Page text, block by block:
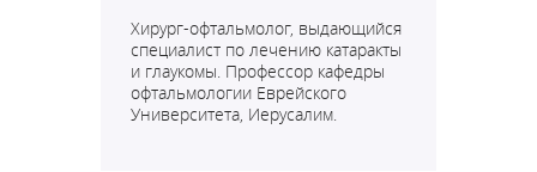
Хирург-офтальмолог, выдающийся
специалист по лечению катаракты
и глаукомы. Профессор кафедры
офтальмологии Еврейского
Университета, Иерусалим.